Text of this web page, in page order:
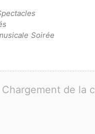
Soirée
Chargement de la